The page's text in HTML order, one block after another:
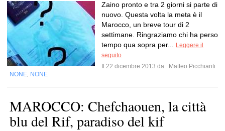
Zaino pronto e tra 2 giorni si parte di
nuovo. Questa volta la meta è il
Marocco, un breve tour di 2
settimane. Ringraziamo chi ha perso
tempo qua sopra per...
Leggere il
seguito
Il 22 dicembre 2013 da
Matteo Picchianti
NONE NONE
MAROCCO: Chefchaouen, la città
blu del Rif, paradiso del kif